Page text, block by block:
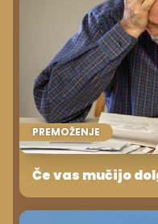
PREMOŽENJE
Če vas mučijo